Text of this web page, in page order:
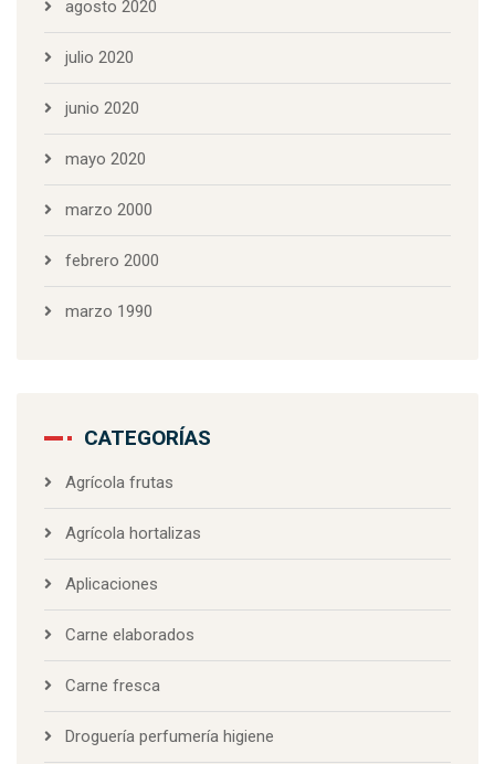
agosto 2020
julio 2020
junio 2020
mayo 2020
marzo 2000
febrero 2000
marzo 1990
CATEGORÍAS
Agrícola frutas
Agrícola hortalizas
Aplicaciones
Carne elaborados
Carne fresca
Droguería perfumería higiene